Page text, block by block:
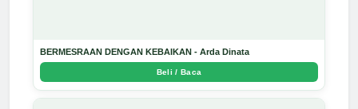
BERMESRAAN DENGAN KEBAIKAN - Arda Dinata
Beli / Baca